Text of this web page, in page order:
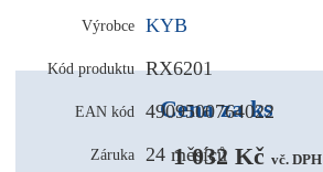
Výrobce KYB
Kód produktu RX6201
EAN kód 4909500764022
Záruka 24 měsíců
Cena za ks
1 032 Kč vč. DPH